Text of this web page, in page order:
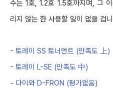
수는1호,1.2호 1.5호까지며 , 그
리지 않는 한 사용할 일이 없을 겁
- 토레이 SS 토너먼트 (만족도 上)
- 토레이 L-SE (만족도 中)
- 다이와 D-FRON (평가없음)